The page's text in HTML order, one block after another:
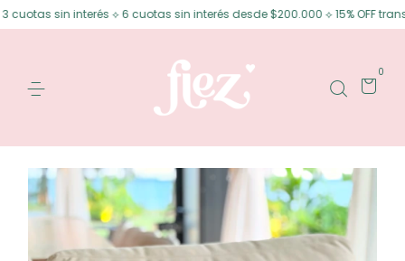
sin interés ⟡ 6 cuotas sin interés desde $200.000 ⟡ 15% OFF
0